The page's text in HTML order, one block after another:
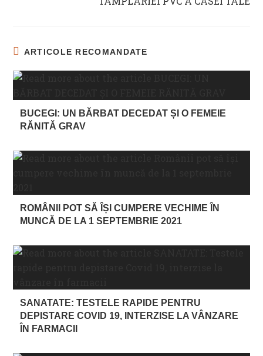
ARTICOLE RECOMANDATE
BUCEGI: UN BĂRBAT DECEDAT ȘI O FEMEIE
RĂNITĂ GRAV
ROMÂNII POT SĂ ÎȘI CUMPERE VECHIME ÎN
MUNCĂ DE LA 1 SEPTEMBRIE 2021
SANATATE: TESTELE RAPIDE PENTRU
DEPISTARE COVID 19, INTERZISE LA VÂNZARE
ÎN FARMACII